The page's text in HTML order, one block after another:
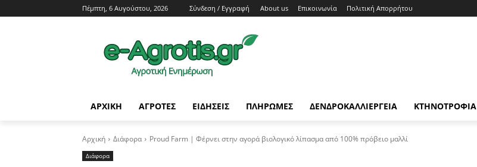
Πέμπτη, 6 Αυγούστου, 2026 Σύνδεση / Εγγραφή About us Επικοινωνία Πολιτική Απορρήτου
ΑΡΧΙΚΗ AΓΡΟΤΕΣ ΕΙΔΗΣΕΙΣ ΠΛΗΡΩΜΕΣ ΔΕΝΔΡΟΚΑΛΛΙΕΡΓΕΙΑ ΚΤΗΝΟΤΡΟΦΙΑ
Αρχική Διάφορα Proud Farm | Φέρνει στην αγορά βιολογικό λίπασμα από 100% πρόβειο μαλλί
Διάφορα